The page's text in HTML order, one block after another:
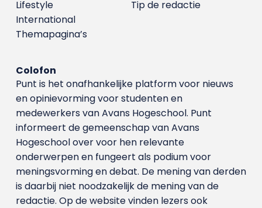
Tip de redactie
Lifestyle
International
Themapagina’s
Colofon
Punt is het onafhankelijke platform voor nieuws
en opinievorming voor studenten en
medewerkers van Avans Hoge­school. Punt
informeert de gemeenschap van Avans
Hogeschool over voor hen relevante
onderwerpen en fungeert als podium voor
meningsvorming en debat. De mening van derden
is daarbij niet noodzakelijk de mening van de
redactie. Op de website vinden lezers ook